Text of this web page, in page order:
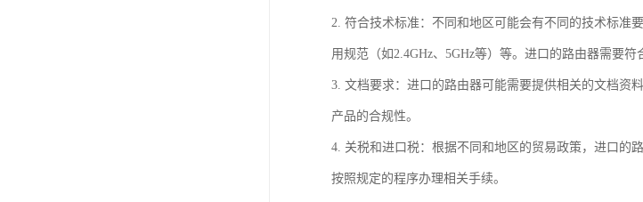
2. 符合技术标准：不同和地区可能会有不同的技术标准
用规范（如2.4GHz、5GHz等）等。进口的路由器需要符
3. 文档要求：进口的路由器可能需要提供相关的文档资
产品的合规性。
4. 关税和进口税：根据不同和地区的贸易政策，进口的
按照规定的程序办理相关手续。